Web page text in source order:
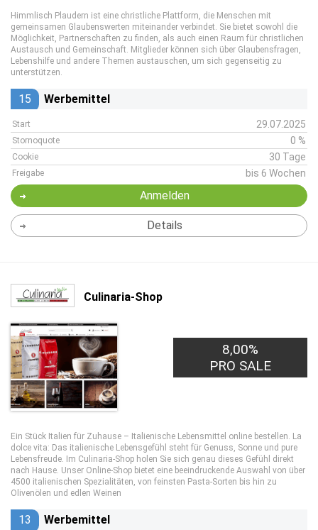
Himmlisch Plaudern ist eine christliche Plattform, die Menschen mit
gemeinsamen Glaubenswerten miteinander verbindet. Sie bietet sowohl die
Möglichkeit, Partnerschaften zu finden, als auch einen Raum für christlichen
Austausch und Gemeinschaft. Mitglieder können sich über Glaubensfragen,
Lebenshilfe und andere Themen austauschen, um sich gegenseitig zu
unterstützen.
15 Werbemittel
Start 29.07.2025
Stornoquote 0 %
Cookie 30 Tage
Freigabe bis 6 Wochen
Anmelden
Details
Culinaria-Shop
8,00%
PRO SALE
Ein Stück Italien für Zuhause – Italienische Lebensmittel online bestellen. La
dolce vita: Das italienische Lebensgefühl steht für Genuss, Sonne und pure
Lebensfreude. Im Culinaria-Shop holen Sie sich genau dieses Gefühl direkt
nach Hause. Unser Online-Shop bietet eine beeindruckende Auswahl von über
4500 italienischen Spezialitäten, von feinsten Pasta-Sorten bis hin zu
Olivenölen und edlen Weinen
13 Werbemittel